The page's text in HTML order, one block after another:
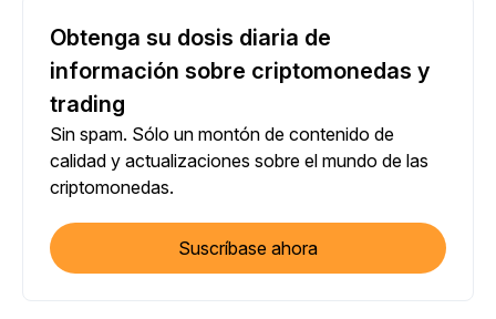
Obtenga su dosis diaria de
información sobre criptomonedas y
trading
Sin spam. Sólo un montón de contenido de
calidad y actualizaciones sobre el mundo de las
criptomonedas.
Suscríbase ahora